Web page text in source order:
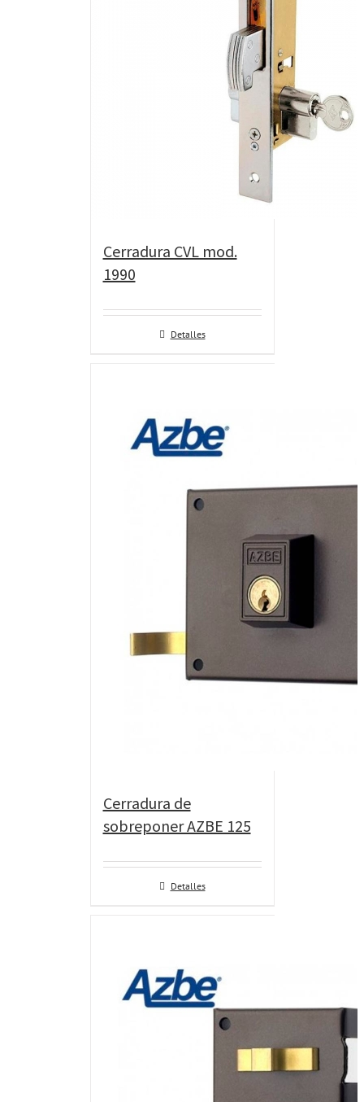
Cerradura CVL mod.
1990
Detalles
Cerradura de
sobreponer AZBE 125
Detalles